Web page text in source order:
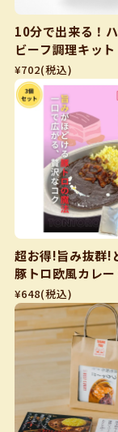
10分で出来る！
ビーフ調理キッ
前）
¥702(税込)
超お得!旨み抜群!
豚トロ欧風カレー
¥648(税込)